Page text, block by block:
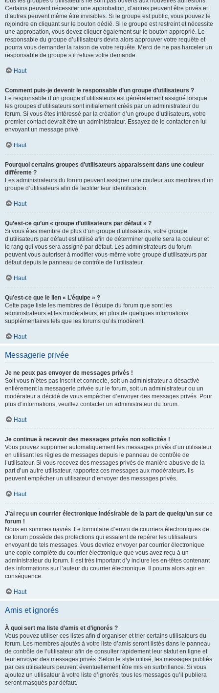
Certains peuvent nécessiter une approbation, d’autres peuvent être privés et
d’autres peuvent même être invisibles. Si le groupe est public, vous pouvez le
rejoindre en cliquant sur le bouton dédié. Si le groupe est restreint et nécessite
une approbation, vous devez cliquer également sur le bouton approprié. Le
responsable du groupe d’utilisateurs devra alors approuver votre requête et
pourra vous demander la raison de votre requête. Merci de ne pas harceler un
responsable de groupe s’il refuse votre demande.
Haut
Comment puis-je devenir le responsable d’un groupe d’utilisateurs ?
Le responsable d’un groupe d’utilisateurs est généralement assigné lorsque
les groupes d’utilisateurs sont initialement créés par un administrateur du
forum. Si vous êtes intéressé par la création d’un groupe d’utilisateurs, votre
premier contact devrait être un administrateur. Essayez de le contacter en lui
envoyant un message privé.
Haut
Pourquoi certains groupes d’utilisateurs apparaissent dans une couleur
différente ?
Les administrateurs du forum peuvent assigner une couleur aux membres d’un
groupe d’utilisateurs afin de faciliter leur identification.
Haut
Qu’est-ce qu’un « groupe d’utilisateurs par défaut » ?
Si vous êtes membre de plus d’un groupe d’utilisateurs, votre groupe
d’utilisateurs par défaut est utilisé afin de déterminer quelle sera la couleur et
le rang qui vous sera assigné par défaut. Les administrateurs du forum
peuvent vous autoriser à modifier vous-même votre groupe d’utilisateurs par
défaut depuis le panneau de contrôle de l’utilisateur.
Haut
Qu’est-ce que le lien « L’équipe » ?
Cette page liste les membres de l’équipe du forum que sont les
administrateurs et les modérateurs, en plus de quelques informations
supplémentaires tels que les forums qu’ils modèrent.
Haut
Messagerie privée
Je ne peux pas envoyer de messages privés !
Soit vous n’êtes pas inscrit et connecté, soit un administrateur a désactivé
entièrement la messagerie privée sur le forum, soit un administrateur ou un
modérateur a décidé de vous empêcher d’envoyer des messages privés. Pour
plus d’informations, veuillez contacter un administrateur du forum.
Haut
Je continue à recevoir des messages privés non sollicités !
Vous pouvez supprimer automatiquement les messages privés d’un utilisateur
en utilisant les règles de messages depuis le panneau de contrôle de
l’utilisateur. Si vous recevez des messages privés de manière abusive de la
part d’un autre utilisateur, rapportez ces messages aux modérateurs. Ils
peuvent empêcher un utilisateur d’envoyer des messages privés.
Haut
J’ai reçu un courrier électronique indésirable de la part de quelqu’un sur ce
forum !
Nous en sommes navrés. Le formulaire d’envoi de courriers électroniques de
ce forum possède des protections qui essaient de repérer les utilisateurs
envoyant de tels messages. Vous devriez envoyer par courrier électronique
une copie complète du courrier électronique que vous avez reçu à un
administrateur du forum. Il est très important d’y inclure les en-têtes contenant
des informations sur l’auteur du courrier électronique. Il pourra alors agir en
conséquence.
Haut
Amis et ignorés
À quoi sert ma liste d’amis et d’ignorés ?
Vous pouvez utiliser ces listes afin d’organiser et trier certains utilisateurs du
forum. Les membres ajoutés à votre liste d’amis seront listés dans le panneau
de contrôle de l’utilisateur afin de consulter rapidement leur statut en ligne et
leur envoyer des messages privés. Selon le style utilisé, les messages publiés
par ces utilisateurs peuvent éventuellement être mis en surbrillance. Si vous
ajoutez un utilisateur à votre liste d’ignorés, tous les messages qu’il publiera
seront masqués par défaut.